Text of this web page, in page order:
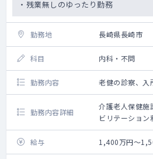
・残業無しのゆったり勤務
勤務地 長崎県長崎市
科目 内科・不問
勤務内容 老健の診察、入
勤務内容詳細
介護老人保健施
ビリテーション
で定める医師の
給与
1,400万円～